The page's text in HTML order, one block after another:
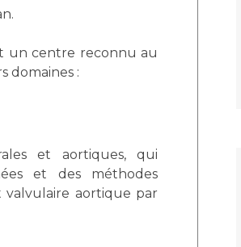
Nord
un centre reconnu au
domaines :
et aortiques, qui
et des méthodes
valvulaire aortique par